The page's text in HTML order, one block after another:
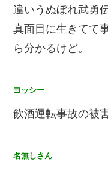
違いうぬぼれ武勇
真面目に生きてて
ら分かるけど。
ヨッシー
飲酒運転事故の被
名無しさん